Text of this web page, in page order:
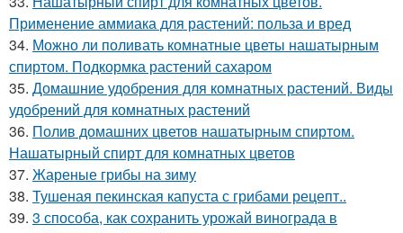
Применение аммиака для растений: польза и вред
34. Можно ли поливать комнатные цветы нашатырным
спиртом. Подкормка растений сахаром
35. Домашние удобрения для комнатных растений. Виды
удобрений для комнатных растений
36. Полив домашних цветов нашатырным спиртом.
Нашатырный спирт для комнатных цветов
37. Жареные грибы на зиму
38. Тушеная пекинская капуста с грибами рецепт..
39. 3 способа, как сохранить урожай винограда в